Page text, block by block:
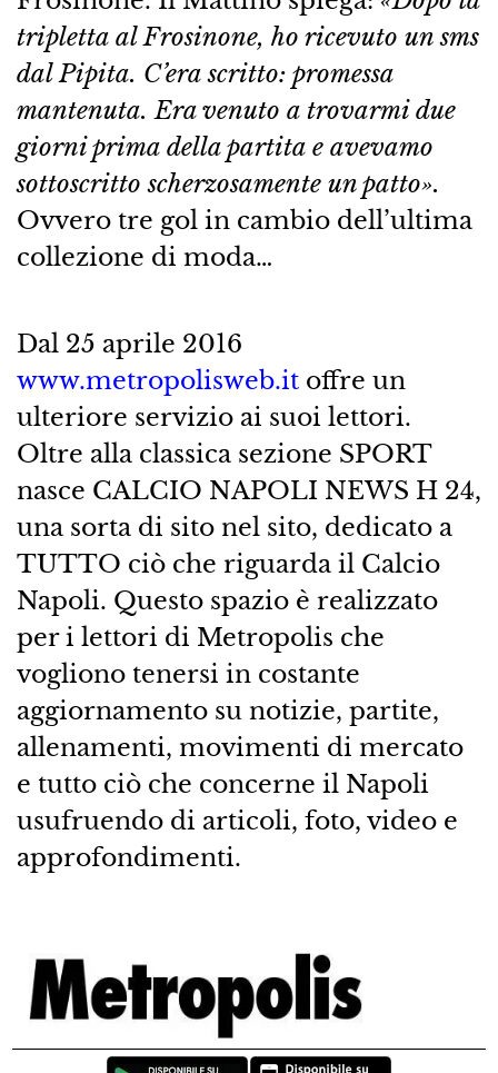
tripletta al Frosinone, ho ricevuto un sms
dal Pipita. C’era scritto: promessa
mantenuta. Era venuto a trovarmi due
giorni prima della partita e avevamo
sottoscritto scherzosamente un patto».
Ovvero tre gol in cambio dell’ultima
collezione di moda…
Dal 25 aprile 2016
www.metropolisweb.itoffre un
ulteriore servizio ai suoi lettori.
Oltre alla classica sezione SPORT
nasce CALCIO NAPOLI NEWS H 24,
una sorta di sito nel sito, dedicato a
TUTTO ciò che riguarda il Calcio
Napoli. Questo spazio è realizzato
per i lettori di Metropolis che
vogliono tenersi in costante
aggiornamento su notizie, partite,
allenamenti, movimenti di mercato
e tutto ciò che concerne il Napoli
usufruendo di articoli, foto, video e
approfondimenti.